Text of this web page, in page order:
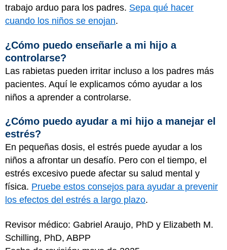
trabajo arduo para los padres. Sepa qué hacer
cuando los niños se enojan.
¿Cómo puedo enseñarle a mi hijo a
controlarse?
Las rabietas pueden irritar incluso a los padres más
pacientes. Aquí le explicamos cómo ayudar a los
niños a aprender a controlarse.
¿Cómo puedo ayudar a mi hijo a manejar el
estrés?
En pequeñas dosis, el estrés puede ayudar a los
niños a afrontar un desafío. Pero con el tiempo, el
estrés excesivo puede afectar su salud mental y
física. Pruebe estos consejos para ayudar a prevenir
los efectos del estrés a largo plazo.
Revisor médico: Gabriel Araujo, PhD y Elizabeth M.
Schilling, PhD, ABPP